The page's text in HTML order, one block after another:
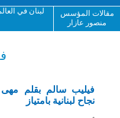
مقالات المؤسس
منصور عازار
لبنان في
فيليب سالم بقلم
نجاح لبنانية بامتياز